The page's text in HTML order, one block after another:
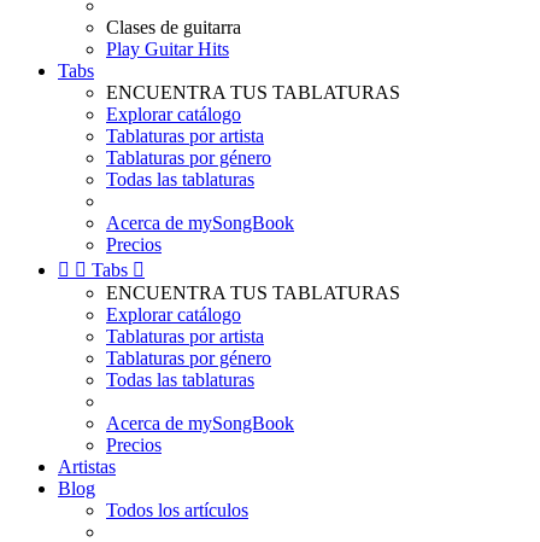
Clases de guitarra
Play Guitar Hits
Tabs
ENCUENTRA TUS TABLATURAS
Explorar catálogo
Tablaturas por artista
Tablaturas por género
Todas las tablaturas
Acerca de mySongBook
Precios
  Tabs 
ENCUENTRA TUS TABLATURAS
Explorar catálogo
Tablaturas por artista
Tablaturas por género
Todas las tablaturas
Acerca de mySongBook
Precios
Artistas
Blog
Todos los artículos